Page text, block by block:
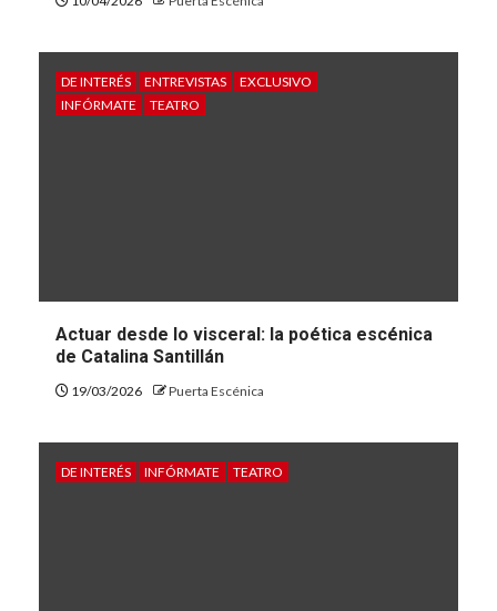
DE INTERÉS ENTREVISTAS
EXCLUSIVO
INFÓRMATE
TEATRO
Actuar desde lo visceral: la poética escénica
de Catalina Santillán
19/03/2026 Puerta Escénica
DE INTERÉS INFÓRMATE TEATRO